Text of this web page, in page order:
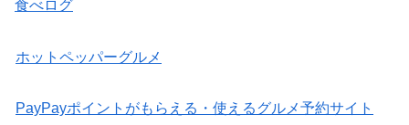
食べログ
ホットペッパーグルメ
PayPayポイントがもらえる・使えるグルメ予約サイト